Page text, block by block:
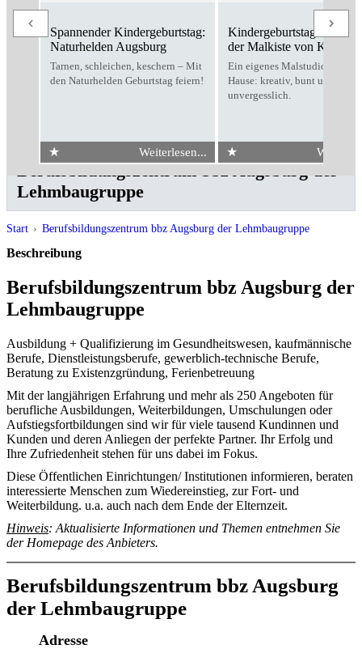
Spannender Kindergeburtstag:
Naturhelden Augsburg
Tarnen, schleichen, keschern – Mit
den Naturhelden Geburtstag feiern!
★ Weiterlesen...
Kindergeburtstag
der Malkiste von Kreativo
Ein eigenes Malstudio für zu
Hause: kreativ, bunt und
unvergesslich.
★
Berufsbildungszentrum bbz Augsburg der
Lehmbaugruppe
Start › Berufsbildungszentrum bbz Augsburg der Lehmbaugruppe
Beschreibung
Berufsbildungszentrum bbz Augsburg der
Lehmbaugruppe
Ausbildung + Qualifizierung im Gesundheitswesen, kaufmännische
Berufe, Dienstleistungsberufe, gewerblich-technische Berufe,
Beratung zu Existenzgründung, Ferienbetreuung
Mit der langjährigen Erfahrung und mehr als 250 Angeboten für
berufliche Ausbildungen, Weiterbildungen, Umschulungen oder
Aufstiegsfortbildungen sind wir für viele tausend Kundinnen und
Kunden und deren Anliegen der perfekte Partner. Ihr Erfolg und
Ihre Zufriedenheit stehen für uns dabei im Fokus.
Diese Öffentlichen Einrichtungen/ Institutionen informieren, beraten
interessierte Menschen zum Wiedereinstieg, zur Fort- und
Weiterbildung. u.a. auch nach dem Ende der Elternzeit.
Hinweis: Aktualisierte Informationen und Themen entnehmen Sie
der Homepage des Anbieters.
Berufsbildungszentrum bbz Augsburg
der Lehmbaugruppe
Adresse